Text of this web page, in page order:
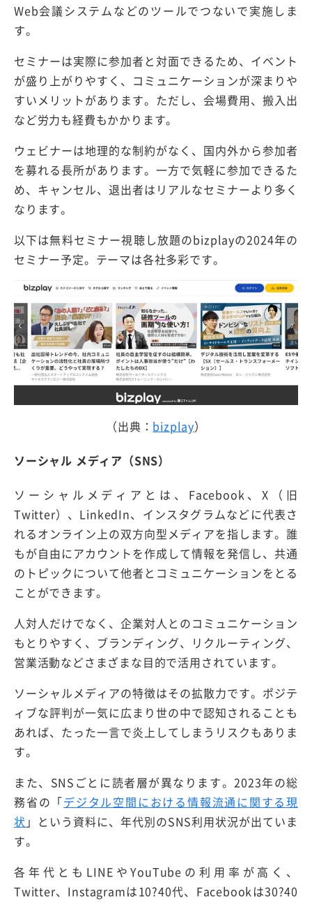
Web会議システムなどのツールでつないで実施しま
す。
セミナーは実際に参加者と対面できるため、イベント
が盛り上がりやすく、コミュニケーションが深まりや
すいメリットがあります。ただし、会場費用、搬入出
など労力も経費もかかります。
ウェビナーは地理的な制約がなく、国内外から参加者
を募れる長所があります。一方で気軽に参加できるた
め、キャンセル、退出者はリアルなセミナーより多く
なります。
以下は無料セミナー視聴し放題のbizplayの2024年の
セミナー予定。テーマは各社多彩です。
（出典： bizplay）
ソーシャル メディア（SNS）
ソーシャルメディアとは、Facebook、X（旧
Twitter）、LinkedIn、インスタグラムなどに代表さ
れるオンライン上の双方向型メディアを指します。誰
もが自由にアカウントを作成して情報を発信し、共通
のトピックについて他者とコミュニケーションをとる
ことができます。
人対人だけでなく、企業対人とのコミュニケーション
もとりやすく、ブランディング、リクルーティング、
営業活動などさまざまな目的で活用されています。
ソーシャルメディアの特徴はその拡散力です。ポジテ
ィブな評判が一気に広まり世の中で認知されることも
あれば、たった一言で炎上してしまうリスクもありま
す。
また、SNSごとに読者層が異なります。2023年の総
務省の「デジタル空間における情報流通に関する現
状 」という資料に、年代別のSNS利用状況が出ていま
す。
各年代ともLINEやYouTubeの利用率が高く、
Twitter、Instagramは10?40代、Facebookは30?40